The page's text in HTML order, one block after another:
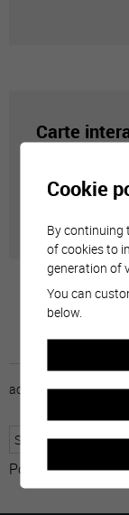
Carte
de Sierre.
accueil horaire
Powered by
Cookie
By continuing
of cookies to
generation of
You can
below.